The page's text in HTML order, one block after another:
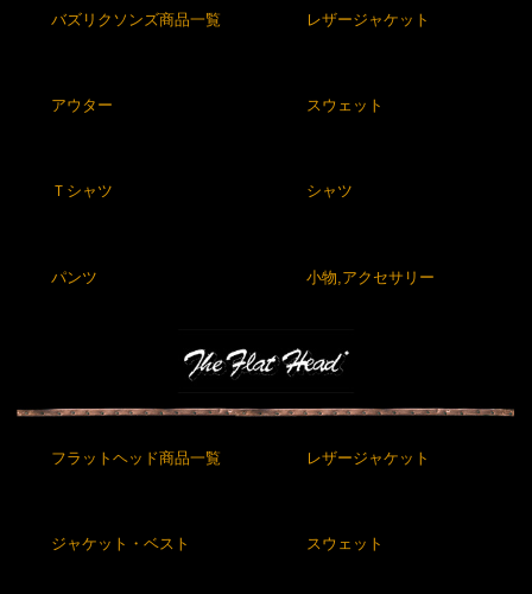
バズリクソンズ商品一覧 レザージャケット
アウター スウェット
Ｔシャツ シャツ
パンツ 小物,アクセサリー
フラットヘッド商品一覧 レザージャケット
ジャケット・ベスト スウェット